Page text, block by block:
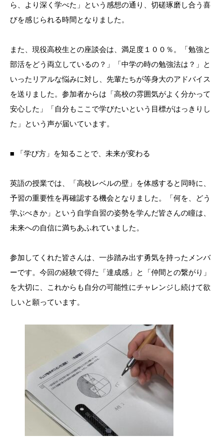
ら、より深く学べた」という感想の通り、切磋琢磨し合う喜
びを感じられる時間となりました。
また、現役高校生との座談会は、満足度１００％。「勉強と
部活をどう両立しているの？」「中学の時の勉強法は？」と
いったリアルな悩みに対し、先輩たちが等身大のアドバイス
を送りました。参加者からは「高校の雰囲気がよく分かって
安心した」「自分もここで学びたいという目標がはっきりし
た」という声が届いています。
■ 「学び方」を知ることで、未来が変わる
英語の授業では、「高校レベルの壁」を体感すると同時に、
予習の重要性を再確認する機会となりました。「何を、どう
学ぶべきか」という自学自習の姿勢を学んだ皆さんの瞳は、
未来への自信に満ちあふれていました。
参加してくれた皆さんは、一歩踏み出す勇気を持ったメンバ
ーです。今回の経験で得た「達成感」と「仲間との繋がり」
を大切に、これからも自分の可能性にチャレンジし続けて欲
しいと願っています。